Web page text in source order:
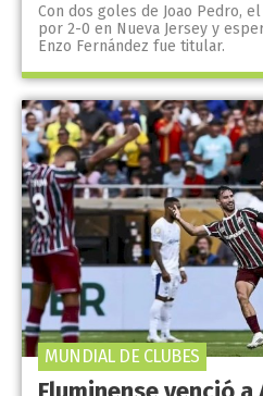
Con dos goles de Joao Pedro,
por 2-0 en Nueva Jersey y
Enzo Fernández fue titular.
MUNDIAL DE CLUBES